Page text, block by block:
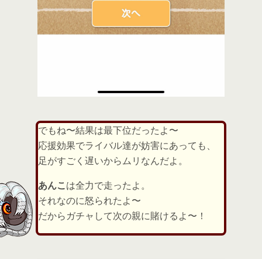
でもね〜結果は最下位だったよ〜
応援効果でライバル達が妨害にあっても、
足がすごく遅いからムリなんだよ。
あんこ は全力で走ったよ。
それなのに怒られたよ〜
だからガチャして次の親に賭けるよ〜！